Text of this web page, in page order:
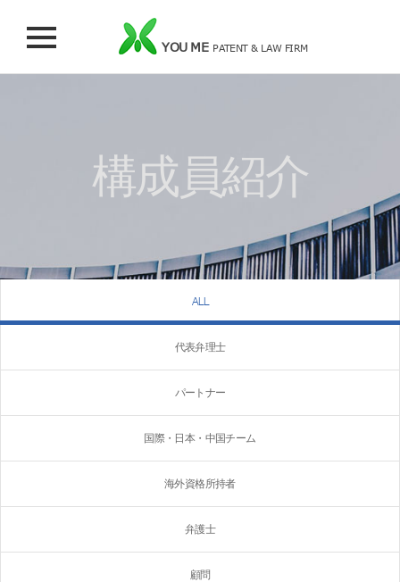
YOU ME PATENT & LAW FIRM
構成員紹介
ALL
代表弁理士
パートナー
国際・日本・中国チーム
海外資格所持者
弁護士
顧問